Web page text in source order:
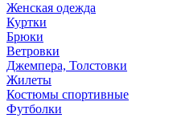
Женская одежда
Куртки
Брюки
Ветровки
Джемпера, Толстовки
Жилеты
Костюмы спортивные
Футболки